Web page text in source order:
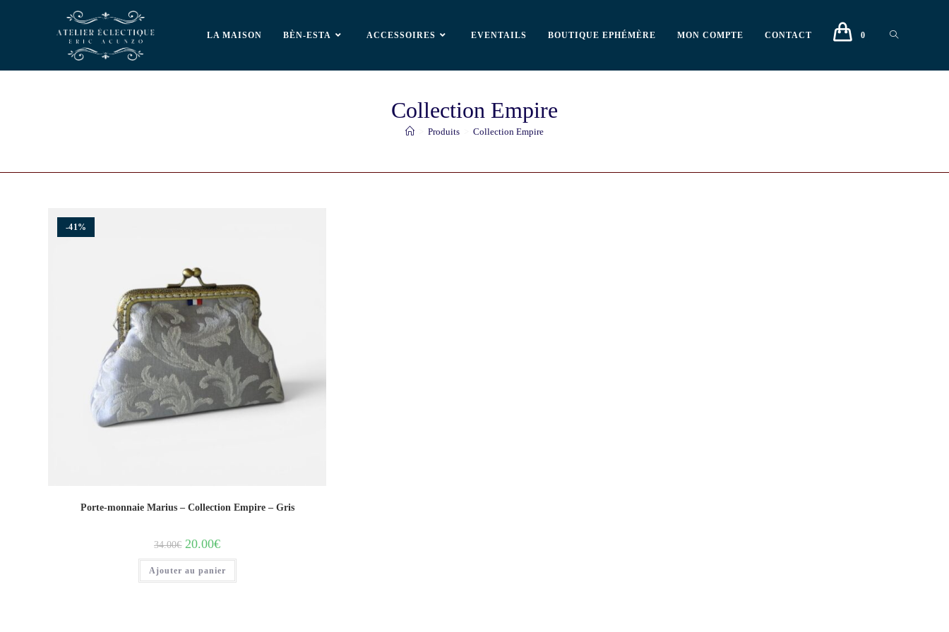
LA MAISON BÈN-ESTA ACCESSOIRES EVENTAILS BOUTIQUE EPHÉMÈRE MON COMPTE CONTACT 0
Collection Empire
Produits Collection Empire
-41%
Porte-monnaie Marius – Collection Empire – Gris
34.00€ 20.00€
Ajouter au panier